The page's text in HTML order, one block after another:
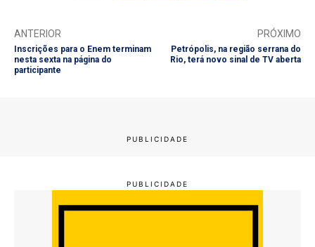
ANTERIOR
Inscrições para o Enem terminam
nesta sexta na página do
participante
PRÓXIMO
Petrópolis, na região serrana do
Rio, terá novo sinal de TV aberta